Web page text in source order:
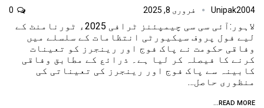
Unipak2004 فروری 8, 2025
لاہور:آئی سی سی چیمپئنز ٹرافی 2025ء ٹورنامنٹ کے
لیے فول پروف سیکیورٹی انتظامات کے سلسلے میں
وفاقی حکومت نے پاک فوج اور رینجرز کو تعینات
کرنے کا فیصلہ کر لیا ہے۔ ذرائع کے مطابق وفاقی
کابینہ سے پاک فوج اور رینجرز کی تعیناتی کی
منظوری حاصل…
READ MORE...